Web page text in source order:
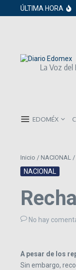
Saltar al contenido
ÚLTIMA HORA
Del cabildo al
La Voz
EDOMÉX
Inicio / NACIONAL /
NACIONAL
No hay
A pesar de los
Sin embargo,